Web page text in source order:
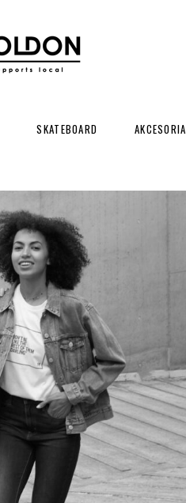
SKATEBOARD AKCESORIA